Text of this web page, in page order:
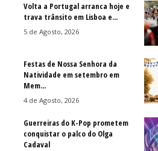
Volta a Portugal arranca hoje e
trava trânsito em Lisboa e...
5 de Agosto, 2026
Festas de Nossa Senhora da
Natividade em setembro em
Mem...
4 de Agosto, 2026
Guerreiras do K-Pop prometem
conquistar o palco do Olga
Cadaval